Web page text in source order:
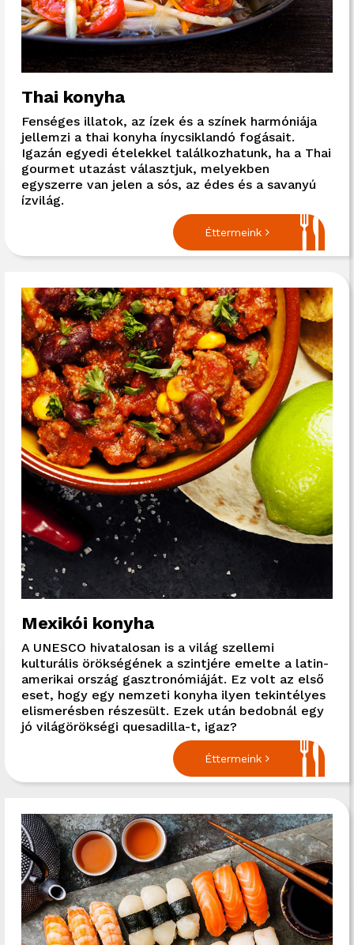
Thai konyha
Fenséges illatok, az ízek és a színek harmóniája
jellemzi a thai konyha ínycsiklandó fogásait.
Igazán egyedi ételekkel találkozhatunk, ha a Thai
gourmet utazást választjuk, melyekben
egyszerre van jelen a sós, az édes és a savanyú
ízvilág.
Éttermeink
Mexikói konyha
A UNESCO hivatalosan is a világ szellemi
kulturális örökségének a szintjére emelte a latin-
amerikai ország gasztronómiáját. Ez volt az első
eset, hogy egy nemzeti konyha ilyen tekintélyes
elismerésben részesült. Ezek után bedobnál egy
jó világörökségi quesadilla-t, igaz?
Éttermeink